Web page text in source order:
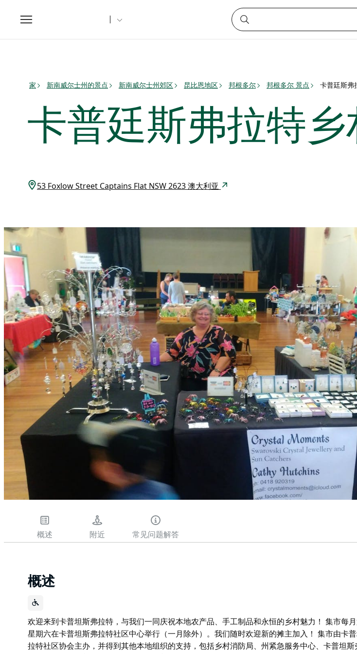
Toggle
navigation
家 新南威尔士州的景点 新南威尔士州郊区 昆比恩地区 邦根多尔 邦根多尔 景点 卡普廷斯弗
卡普廷斯弗拉特乡
53 Foxlow Street Captains Flat NSW 2623 澳大利亚
概述 附近 常见问题解答
概述
欢迎来到卡普坦斯弗拉特，与我们一同庆祝本地农产品、手工制品和永恒的乡村魅力！ 集市每
星期六在卡普坦斯弗拉特社区中心举行（一月除外）。我们随时欢迎新的摊主加入！ 集市由卡
拉特社区协会主办，并得到其他本地组织的支持，包括乡村消防局、州紧急服务中心、卡普坦斯